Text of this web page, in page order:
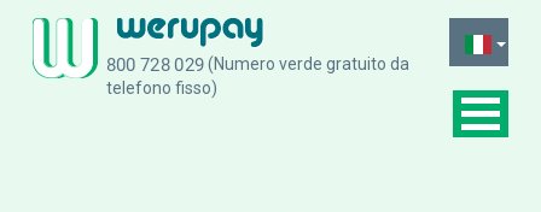
(Numero verde gratuito da
telefono fisso)